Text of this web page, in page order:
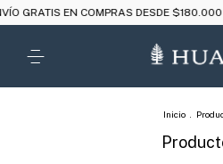
EN COMPRAS DESDE $180.000 6
Inicio